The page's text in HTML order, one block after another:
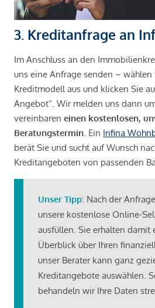
3. Kreditanfrage an
Im Anschluss an den
uns eine Anfrage senden – wählen
Kreditmodell aus und klicken Sie
Angebot“. Wir melden uns dann
vereinbaren einen kostenlosen,
Beratungstermin . Ein Infina
berät Sie und sucht auf Wunsch
Kreditangeboten von passenden
Unser Tipp: Nach der
unsere kostenlose Online-
ausfüllen. Sie erhalten damit
Überblick über Ihren
unser Berater kann ganz
Kreditangebote auswählen.
behandeln wir Ihre Daten